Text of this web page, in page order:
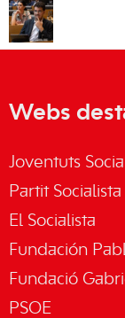
Webs
Joventuts
Partit
El Socialista
Fundación
Fundació
PSOE